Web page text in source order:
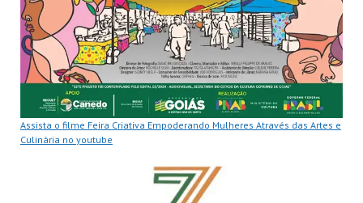
Assista o filme Feira Criativa Empoderando Mulheres Através das Artes e
Culinária no youtube